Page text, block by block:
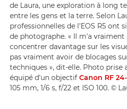
de Laura, une exploration à long
entre les gens et la terre. Selon
professionnelles de l'EOS R5 ont
de photographe. « Il m'a
concentrer davantage sur les
pas vraiment avoir de blocages
techniques », dit-elle. Photo prise
équipé d'un objectif Canon RF
105 mm, 1/6 s, f/22 et ISO 100. ©